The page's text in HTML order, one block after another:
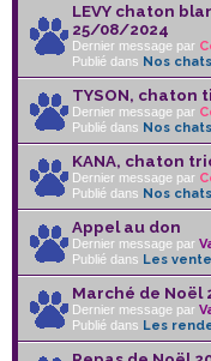
LEVY chaton
25/08/2024
Dernier message par
Publié dans Nos
TYSON, chaton
Dernier message par
Publié dans Nos
KANA, chaton
Dernier message par
Publié dans Nos
Appel au don
Dernier message par
Publié dans Les
Marché de Noël
Dernier message par
Publié dans Les